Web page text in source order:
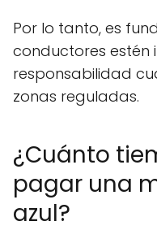
Por lo tanto, es
conductores estén
responsabilidad
zonas reguladas.
¿Cuánto
pagar una
azul?